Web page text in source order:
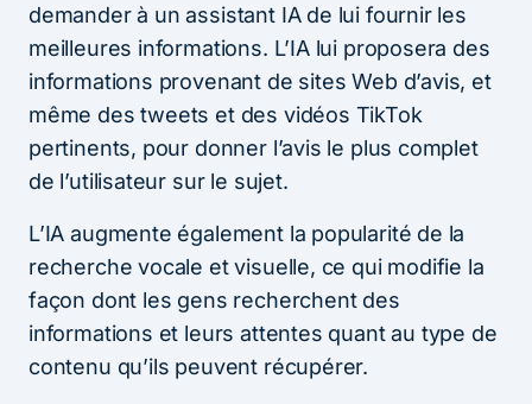
demander à un assistant IA de lui fournir les
meilleures informations. L’IA lui proposera des
informations provenant de sites Web d’avis, et
même des tweets et des vidéos TikTok
pertinents, pour donner l’avis le plus complet
de l’utilisateur sur le sujet.
L’IA augmente également la popularité de la
recherche vocale et visuelle, ce qui modifie la
façon dont les gens recherchent des
informations et leurs attentes quant au type de
contenu qu’ils peuvent récupérer.